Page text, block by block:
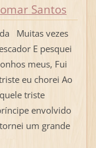
Santos
Muitas vezes
E pesquei
meus, Fui
eu chorei Ao
triste
envolvido
um grande